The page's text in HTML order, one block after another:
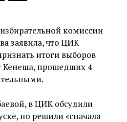
комиссии
заявила, что ЦИК
итоги выборов
Кенеша, прошедших 4
в ЦИК обсудили
но решили «сначала